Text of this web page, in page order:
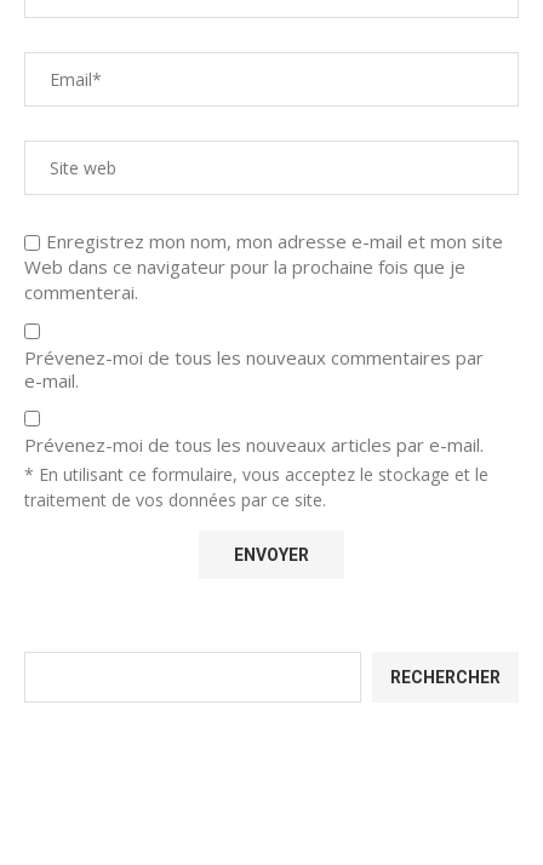
Enregistrez mon nom, mon adresse e-mail et mon site
Web dans ce navigateur pour la prochaine fois que je
commenterai.
Prévenez-moi de tous les nouveaux commentaires par
e-mail.
Prévenez-moi de tous les nouveaux articles par e-mail.
* En utilisant ce formulaire, vous acceptez le stockage et le
traitement de vos données par ce site.
RECHERCHER